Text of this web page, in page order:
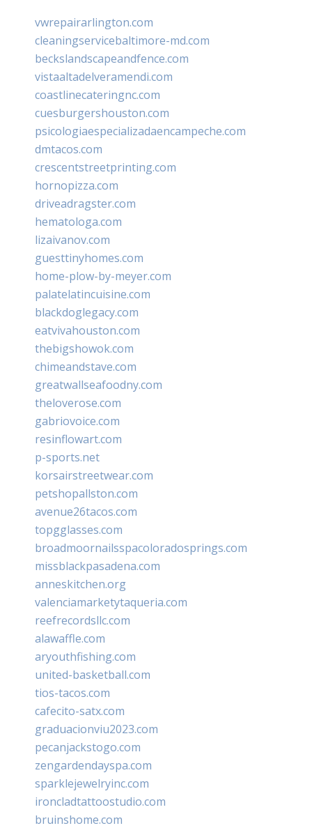
vwrepairarlington.com
cleaningservicebaltimore-md.com
beckslandscapeandfence.com
vistaaltadelveramendi.com
coastlinecateringnc.com
cuesburgershouston.com
psicologiaespecializadaencampeche.com
dmtacos.com
crescentstreetprinting.com
hornopizza.com
driveadragster.com
hematologa.com
lizaivanov.com
guesttinyhomes.com
home-plow-by-meyer.com
palatelatincuisine.com
blackdoglegacy.com
eatvivahouston.com
thebigshowok.com
chimeandstave.com
greatwallseafoodny.com
theloverose.com
gabriovoice.com
resinflowart.com
p-sports.net
korsairstreetwear.com
petshopallston.com
avenue26tacos.com
topgglasses.com
broadmoornailsspacoloradosprings.com
missblackpasadena.com
anneskitchen.org
valenciamarketytaqueria.com
reefrecordsllc.com
alawaffle.com
aryouthfishing.com
united-basketball.com
tios-tacos.com
cafecito-satx.com
graduacionviu2023.com
pecanjackstogo.com
zengardendayspa.com
sparklejewelryinc.com
ironcladtattoostudio.com
bruinshome.com